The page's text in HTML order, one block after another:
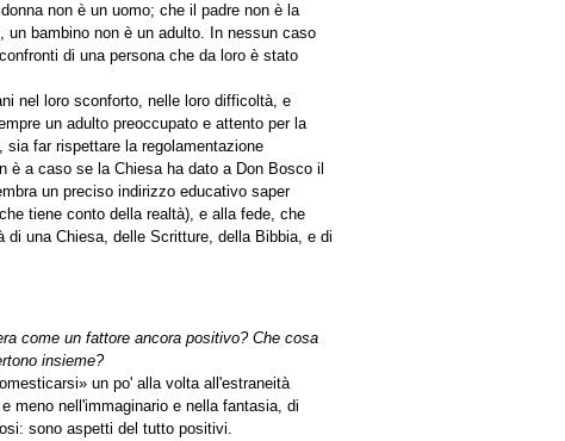
non è un uomo; che il padre non è la
un bambino non è un adulto. In nessun caso
di una persona che da loro è stato
nel loro sconforto, nelle loro difficoltà, e
un adulto preoccupato e attento per la
sia far rispettare la regolamentazione
a caso se la Chiesa ha dato a Don Bosco il
un preciso indirizzo educativo saper
tiene conto della realtà), e alla fede, che
una Chiesa, delle Scritture, della Bibbia, e di
come un fattore ancora positivo? Che cosa
insieme?
un po' alla volta all'estraneità
meno nell'immaginario e nella fantasia, di
sono aspetti del tutto positivi.